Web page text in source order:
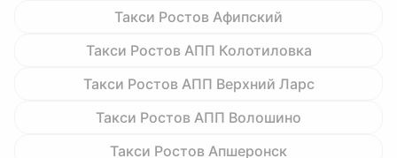
Такси Ростов Афипский
Такси Ростов АПП Колотиловка
Такси Ростов АПП Верхний Ларс
Такси Ростов АПП Волошино
Такси Ростов Апшеронск